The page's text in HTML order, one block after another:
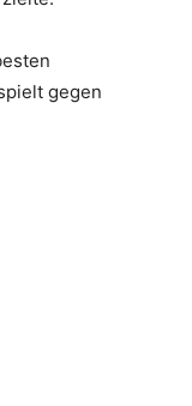
gegen